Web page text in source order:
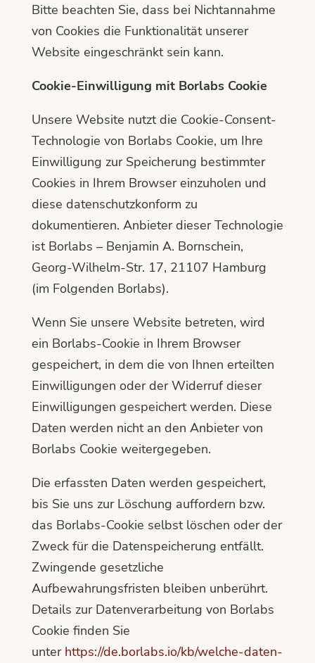
Bitte beachten Sie, dass bei Nichtannahme
von Cookies die Funktionalität unserer
Website eingeschränkt sein kann.
Cookie-Einwilligung mit Borlabs Cookie
Unsere Website nutzt die Cookie-Consent-
Technologie von Borlabs Cookie, um Ihre
Einwilligung zur Speicherung bestimmter
Cookies in Ihrem Browser einzuholen und
diese datenschutzkonform zu
dokumentieren. Anbieter dieser Technologie
ist Borlabs – Benjamin A. Bornschein,
Georg-Wilhelm-Str. 17, 21107 Hamburg
(im Folgenden Borlabs).
Wenn Sie unsere Website betreten, wird
ein Borlabs-Cookie in Ihrem Browser
gespeichert, in dem die von Ihnen erteilten
Einwilligungen oder der Widerruf dieser
Einwilligungen gespeichert werden. Diese
Daten werden nicht an den Anbieter von
Borlabs Cookie weitergegeben.
Die erfassten Daten werden gespeichert,
bis Sie uns zur Löschung auffordern bzw.
das Borlabs-Cookie selbst löschen oder der
Zweck für die Datenspeicherung entfällt.
Zwingende gesetzliche
Aufbewahrungsfristen bleiben unberührt.
Details zur Datenverarbeitung von Borlabs
Cookie finden Sie
unter https://de.borlabs.io/kb/welche-daten-